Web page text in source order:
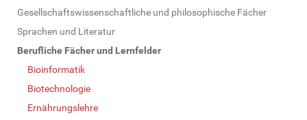
Gesellschaftswissenschaftliche und philosophische Fächer
Sprachen und Literatur
Berufliche Fächer und Lernfelder
Bioinformatik
Biotechnologie
Ernährungslehre